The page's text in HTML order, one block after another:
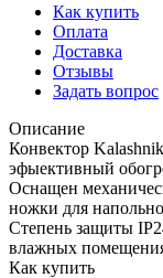
Как купить
Оплата
Доставка
Отзывы
Задать вопрос
Описание
Конвектор
эфыективный
Оснащен
ножки для
Степень защиты
влажных
Как купить